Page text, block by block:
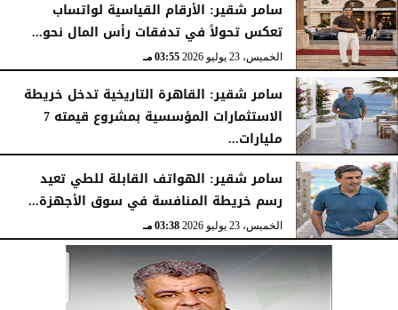
سامر شقير: الأرقام القياسية لواتساب
تعكس تحولاً في تدفقات رأس المال نحو...
الخميس، 23 يوليو 2026 03:55 مـ
سامر شقير: القاهرة التاريخية تدخل خريطة
الاستثمارات المؤسسية بمشروع قيمته 7
مليارات...
الخميس، 23 يوليو 2026
سامر شقير: الهواتف القابلة للطي تعيد
رسم خريطة المنافسة في سوق الأجهزة...
الخميس، 23 يوليو 2026 03:38 مـ